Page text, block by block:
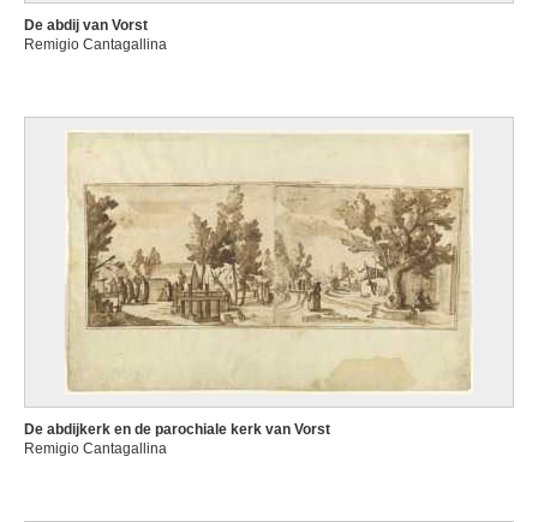
De abdij van Vorst
Remigio Cantagallina
De abdijkerk en de parochiale kerk van Vorst
Remigio Cantagallina